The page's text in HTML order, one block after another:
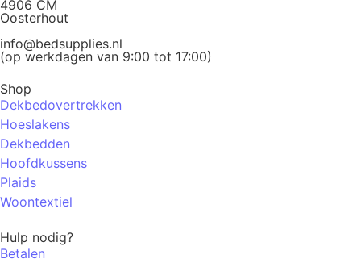
4906 CM
Oosterhout
info@bedsupplies.nl
(op werkdagen van 9:00 tot 17:00)
Shop
Dekbedovertrekken
Hoeslakens
Dekbedden
Hoofdkussens
Plaids
Woontextiel
Hulp nodig?
Betalen